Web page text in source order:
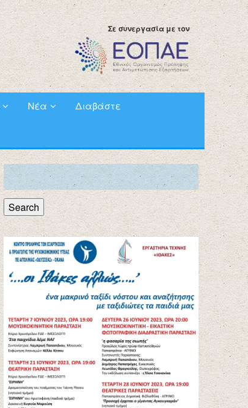
Σε συνεργασία με τον
Νέα Διαβάστε
Search
for:
Search